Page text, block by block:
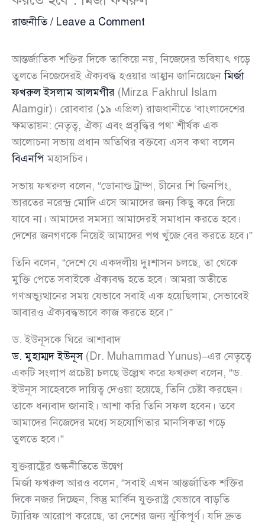
রাজনীতি/ Leave a Comment
আন্তর্জাতিক শক্তির দিকে তাকিয়ে নয়, নিজেদের ভবিষ্যৎ গড়ে
তুলতে নিজেদেরই ঐক্যবদ্ধ হওয়ার আহ্বান জানিয়েছেনমির্জা
ফখরুল ইসলাম আলমগীর (Mirza Fakhrul Islam
Alamgir)। রোববার (১৯ এপ্রিল) রাজধানীতে ‘বাংলাদেশের
ক্ষমতায়ন: নেতৃত্ব, ঐক্য এবং প্রবৃদ্ধির পথ’ শীর্ষক এক
আলোচনা সভায় প্রধান অতিথির বক্তব্যে এসব কথা বলেন
বিএনপিমহাসচিব।
সভায় ফখরুল বলেন, “ডোনাল্ড ট্রাম্প, চীনের শি জিনপিং,
ভারতের নরেন্দ্র মোদি এসে আমাদের জন্য কিছু করে দিয়ে
যাবে না। আমাদের সমস্যা আমাদেরই সমাধান করতে হবে।
দেশের জনগণকে নিয়েই আমাদের পথ খুঁজে বের করতে হবে।”
তিনি বলেন, “দেশে যে একদলীয় দুঃশাসন চলছে, তা থেকে
মুক্তি পেতে সবাইকে ঐক্যবদ্ধ হতে হবে। আমরা অতীতে
গণঅভ্যুত্থানের সময় যেভাবে সবাই এক হয়েছিলাম, সেভাবেই
আবারও ঐক্যবদ্ধভাবে কাজ করতে হবে।”
ড. ইউনূসকে ঘিরে আশাবাদ
ড. মুহাম্মদ ইউনূস(Dr. Muhammad Yunus)–এর নেতৃত্বে
একটি সংলাপ প্রচেষ্টা চলছে উল্লেখ করে ফখরুল বলেন, “ড.
ইউনূস সাহেবকে দায়িত্ব দেওয়া হয়েছে, তিনি চেষ্টা করছেন।
তাকে ধন্যবাদ জানাই। আশা করি তিনি সফল হবেন। তবে
আমাদের নিজেদের মধ্যে সহযোগিতার মানসিকতা গড়ে
তুলতে হবে।”
যুক্তরাষ্ট্রের শুল্কনীতিতে উদ্বেগ
মির্জা ফখরুল আরও বলেন, “সবাই এখন আন্তর্জাতিক শক্তির
দিকে নজর দিচ্ছেন, কিন্তু মার্কিন যুক্তরাষ্ট্র যেভাবে বাড়তি
ট্যারিফ আরোপ করেছে, তা দেশের জন্য ঝুঁকিপূর্ণ। যদি দ্রুত